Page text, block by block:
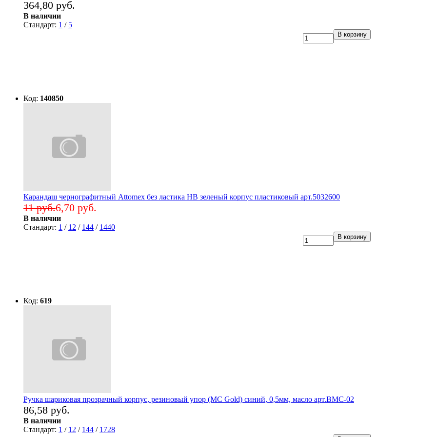
364,80 руб.
В наличии
Стандарт: 1 / 5
В корзину
Код: 140850
Карандаш чернографитный Attomex без ластика НВ зеленый корпус пластиковый арт.5032600
6,70 руб.
11 руб.
В наличии
Стандарт: 1 / 12 / 144 / 1440
В корзину
Код: 619
Ручка шариковая прозрачный корпус, резиновый упор (MC Gold) синий, 0,5мм, масло арт.BMC-02
86,58 руб.
В наличии
Стандарт: 1 / 12 / 144 / 1728